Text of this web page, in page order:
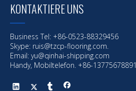
Meeresbeschichtung
Marine- und Offshore-Beschichtung
KONTAKTIERE UNS
Business Tel: +86-0523-88329456
Skype: ruis@tzcp-flooring.com.
Email: yu@qinhai-shipping.com
Handy, Mobiltelefon. +86-13775678891